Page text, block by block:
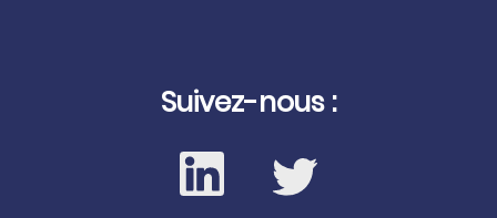
Suivez-nous :